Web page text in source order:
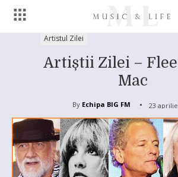
Artistul Zilei
Artiștii Zilei –
Mac
By Echipa BIG FM 23